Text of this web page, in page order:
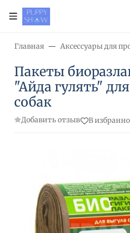
Главная Аксессуары для
Пакеты
"Айда гулять"
собак
Добавить отзыв В